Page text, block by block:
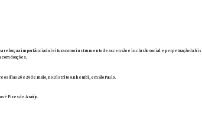
a importância da leitura como instrumento de ascensão e inclusão social e perpetuação da
doações.
dias 26 e 29 de maio, no Distrito Anhembi, em São Paulo.
Pires de Araújo.